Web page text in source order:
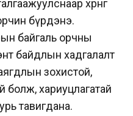
хөрөнгө
бүрдэнэ.
байгаль орчны
байдлын хадгалалт
зохистой,
болж, хариуцлагатай
тавигдана.